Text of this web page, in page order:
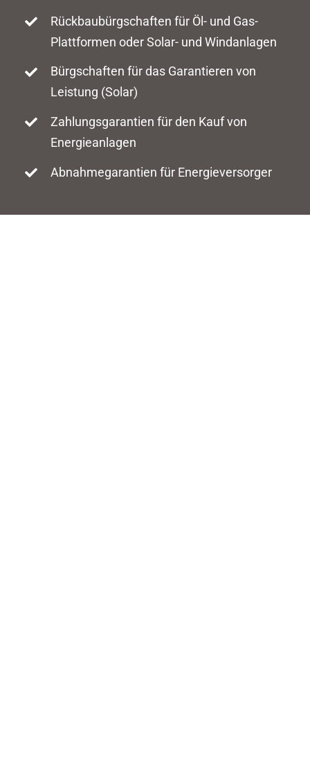
Rückbaubürgschaften für Öl- und Gas-
Plattformen oder Solar- und Windanlagen
Bürgschaften für das Garantieren von
Leistung (Solar)
Zahlungsgarantien für den Kauf von
Energieanlagen
Abnahmegarantien für Energieversorger